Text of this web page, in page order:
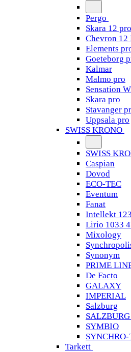
Pergo
Skara 12 pro
Chevron 12
Elements
Goeteborg
Kalmar
Malmo pro
Sensation
Skara pro
Stavanger
Uppsala pro
SWISS KRONO
SWISS
Caspian
Dovod
ECO-TEC
Eventum
Fanat
Intellekt
Lirio 1033
Mixology
Synonym
PRIME
De Facto
GALAXY
IMPERIAL
Salzburg
SYMBIO
SYNCHRO-
Tarkett